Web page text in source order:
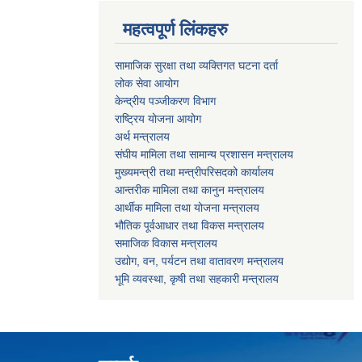
महत्वपूर्ण लिंकहरु
सामाजिक सुरक्षा तथा व्यक्तिगत घटना दर्ता
लोक सेवा आयोग
केन्द्रीय पञ्जीकरण विभाग
राष्ट्रिय योजना आयोग
अर्थ मन्त्रालय
संघीय मामिला तथा सामान्य प्रशासन मन्त्रालय
मुख्यमन्त्री तथा मन्त्रीपरिसदको कार्यालय
आन्तरीक मामिला तथा कानुन मन्त्रालय
आर्थीक मामिला तथा योजना मन्त्रालय
भौतिक पूर्वआधार तथा विकस मन्त्रालय
समाजिक विकास मन्त्रालय
उद्योग, वन, पर्यटन तथा वातावरण मन्त्रालय
भूमि व्यवस्था, कृषी तथा सहकारी मन्त्रालय